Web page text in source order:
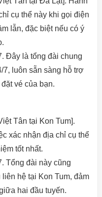
cụ thể này khi gọi điện
lẫn, đặc biệt nếu có ý
Đây là tổng đài chung
7, luôn sẵn sàng hỗ trợ
vé của bạn.
Tân tại Kon Tum].
xác nhận địa chỉ cụ thể
tốt nhất.
Tổng đài này cũng
hệ tại Kon Tum, đảm
hai đầu tuyến.